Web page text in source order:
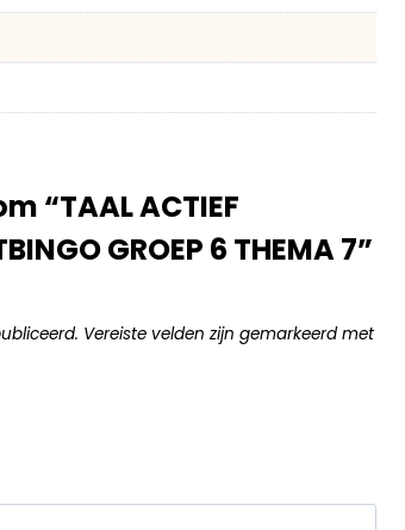
“TAAL ACTIEF
GROEP 6 THEMA 7”
Vereiste velden zijn gemarkeerd met